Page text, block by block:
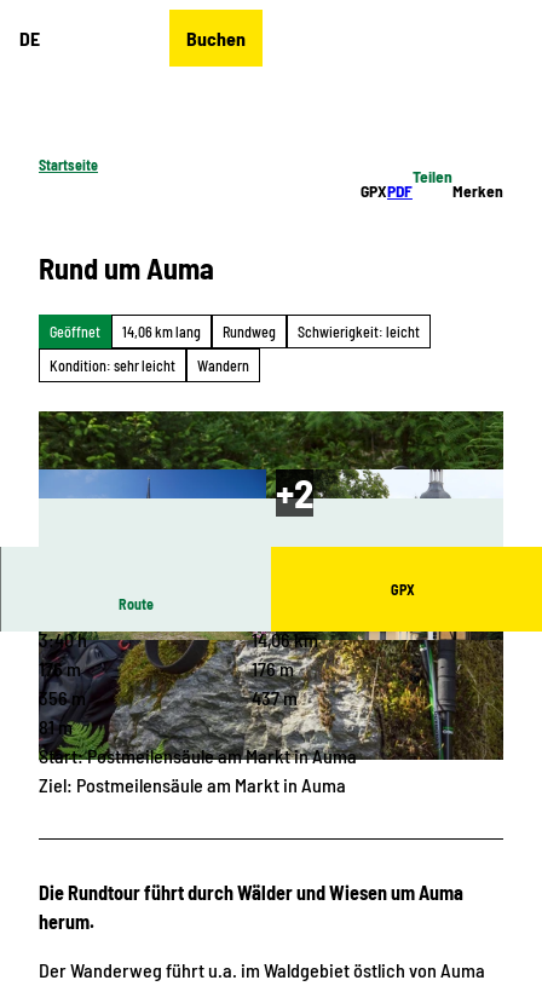
DE Buchen
Startseite
GPXPDF
Teilen
Merken
Rund um Auma
Geöffnet 14,06 km lang Rundweg
Schwierigkeit: leicht
Kondition: sehr leicht
Wandern
© Archiv TVV / Felix Hafenrichter, CreativeWork
s Felix Hafenrichter |CC-BY-SA
© Archiv Stadt Auma-Weidatal | CC-BY-SA
Route
GPX
3:40 h
14,06 km
176 m
176 m
356 m
437 m
81 m
Start: Postmeilensäule am Markt in Auma
Ziel: Postmeilensäule am Markt in Auma
Die Rundtour führt durch Wälder und Wiesen um Auma
herum.
Der Wanderweg führt u.a. im Waldgebiet östlich von Auma